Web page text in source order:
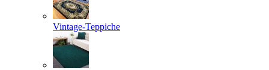
Vintage-Teppiche